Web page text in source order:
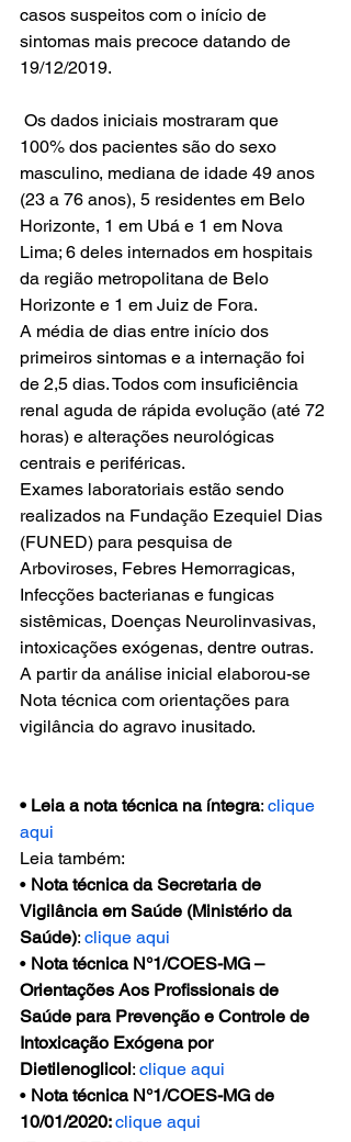
casos suspeitos com o início de
sintomas mais precoce datando de
19/12/2019.
100% dos pacientes são do sexo
masculino, mediana de idade 49 anos
(23 a 76 anos), 5 residentes em Belo
Horizonte, 1 em Ubá e 1 em Nova
Lima; 6 deles internados em hospitais
da região metropolitana de Belo
Horizonte e 1 em Juiz de Fora.
A média de dias entre início dos
primeiros sintomas e a internação foi
de 2,5 dias. Todos com insuficiência
renal aguda de rápida evolução (até 72
horas) e alterações neurológicas
centrais e periféricas.
Exames laboratoriais estão sendo
realizados na Fundação Ezequiel Dias
(FUNED) para pesquisa de
Arboviroses, Febres Hemorragicas,
Infecções bacterianas e fungicas
sistêmicas, Doenças Neurolinvasivas,
intoxicações exógenas, dentre outras.
A partir da análise inicial elaborou-se
Nota técnica com orientações para
vigilância do agravo inusitado.
• Leia a nota técnica na íntegra: clique
aqui
Leia também:
• Nota técnica da Secretaria de
Vigilância em Saúde (Ministério da
Saúde): clique aqui
• Nota técnica N°1/COES-MG –
Orientações Aos Profissionais de
Saúde para Prevenção e Controle de
Intoxicação Exógena por
Dietilenoglicol: clique aqui
• Nota técnica N°1/COES-MG de
10/01/2020: clique aqui